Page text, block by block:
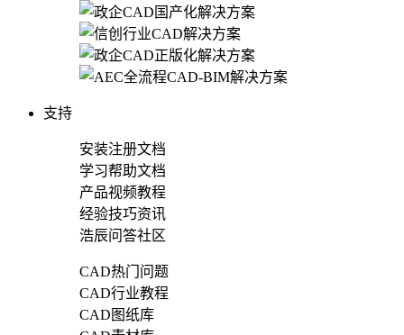
支持
安装注册文档
学习帮助文档
产品视频教程
经验技巧资讯
浩辰问答社区
CAD热门问题
CAD行业教程
CAD图纸库